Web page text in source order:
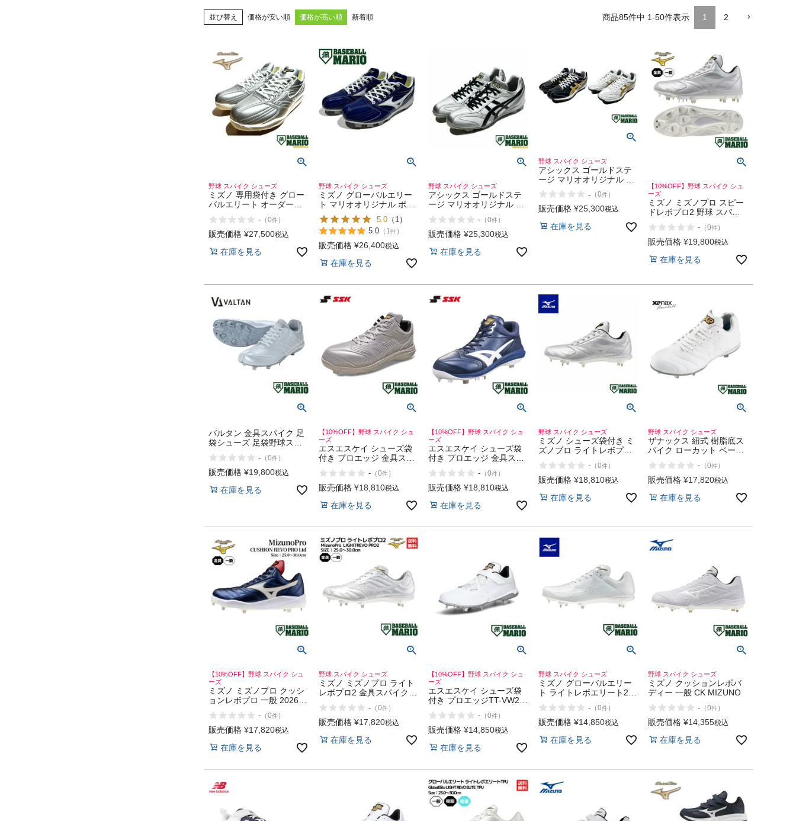
並び替え 価格が安い順 価格が高い順 新着順 85件中 1-50件表示 1 2
野球 スパイク シューズ
ミズノ 専用袋付き グロー
バルエリート オーダース
SCソール 超硬金属 野球
スパイク シューズ 金具 固
ベースボールマリオ
- （0件）
販売価格 ¥27,500税込
在庫を見る
野球 スパイク シューズ
ミズノ グローバルエリー
ト マリオオリジナル ポイ
ントスパイク 一般 樹脂 ス
タッド 固定式 野球 スパイ
ク シューズ 社会人 草野球
MIZUNO GlobalElite
5.0（1）
5.0（ 1 件）
販売価格 ¥26,400税込
在庫を見る
野球 スパイク シューズ
アシックス ゴールドステ
ージ マリオオリジナル ポ
イク 草野球 大学野球
asics GOLDSTAGE
- （0件）
販売価格 ¥25,300税込
在庫を見る
野球 スパイク シューズ
アシックス ゴールドステ
ージ マリオオリジナル ポ
イントスパイク ネイビー×
ゴールド ホワイト×ゴール
ド 野球 スパイク 草野球
GOLDSTAGE
-（0件）
販売価格 ¥25,300税込
在庫を見る
【10%OFF】野球 スパイク シュ
ーズ
ミズノ ミズノプロ スピー
ドレボプロ2 野球 スパイ
対応 投手 MIZUNO
MizunoPro
- （0件）
販売価格 ¥19,800税込
在庫を見る
バルタン 金具スパイク 足
袋シューズ 足袋野球スパ
イク 野球 学生 社会人 高
校野球対応 ベースボール
マリオ VALTAN TABI
- （0件）
販売価格 ¥19,800税込
在庫を見る
【10%OFF】野球 スパイク シュ
ーズ
エスエスケイ シューズ袋
付き プロエッジ 金具スパ
イク 高校野球対応モデル
一般 リグアップ ベースボ
ールマリオ 野球 スパイク
RG-LW2 RIGUP
-（0件）
販売価格 ¥18,810税込
在庫を見る
【10%OFF】野球 スパイク シュ
ーズ
エスエスケイ シューズ袋
付き プロエッジ 金具スパ
イク 一般 リグアップ ベー
スボールマリオ 野球 スパ
イク シューズ SSK
- （0件）
販売価格 ¥18,810税込
在庫を見る
野球 スパイク シューズ
ミズノ シューズ袋付き ミ
ズノプロ ライトレボプロ2
2026年春夏 MIZUNO
MizunoPro Ltd
-（0件）
販売価格 ¥18,810税込
在庫を見る
野球 スパイク シューズ
ザナックス 紐式 樹脂底ス
パイク ローカット ベース
ボールマリオ XANAX
- （0件）
販売価格 ¥17,820税込
在庫を見る
【10%OFF】野球 スパイク シュ
ーズ
ミズノ ミズノプロ クッシ
ョンレボプロ 一般 2026年
春夏 野球 スパイク シュー
ズ 金具 固定 学生 草野球
ベースボールマリオ
26ss 2E
- （0件）
販売価格 ¥17,820税込
在庫を見る
野球 スパイク シューズ
ミズノ ミズノプロ ライト
レボプロ2 金具スパイク
一般 埋め込み式 固定式 樹
脂底 白スパ 高校野球対応
野球 ソフトボール スパイ
MIZUNO MizunoPro
-（0件）
販売価格 ¥17,820税込
在庫を見る
【10%OFF】野球 スパイク シュ
ーズ
エスエスケイ シューズ袋
付き プロエッジTT-VW2
野球用スパイク 樹脂底 金
具 ホワイト×ホワイト 一
般 ベースボールマリオ 野
- （0件）
販売価格 ¥14,850税込
在庫を見る
野球 スパイク シューズ
ミズノ グローバルエリー
ト ライトレボエリート2
野球 ソフトボール スパイ
ク シューズ MIZUNO
-（0件）
販売価格 ¥14,850税込
在庫を見る
野球 スパイク シューズ
ミズノ クッションレボバ
ディー 一般 CK MIZUNO
- （0件）
販売価格 ¥14,355税込
在庫を見る